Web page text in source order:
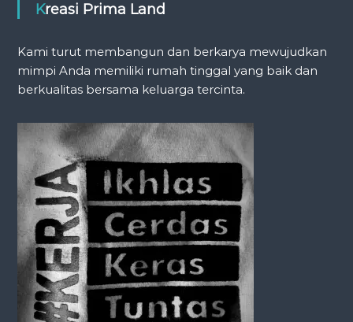
Kreasi Prima Land
Kami turut membangun dan berkarya mewujudkan
mimpi Anda memiliki rumah tinggal yang baik dan
berkualitas bersama keluarga tercinta.